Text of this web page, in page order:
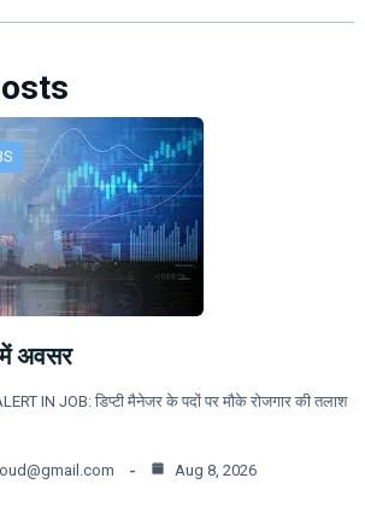
में अवसर
IN JOB: डिप्टी मैनेजर के पदों पर मौके रोजगार की तलाश
Aug 8, 2026